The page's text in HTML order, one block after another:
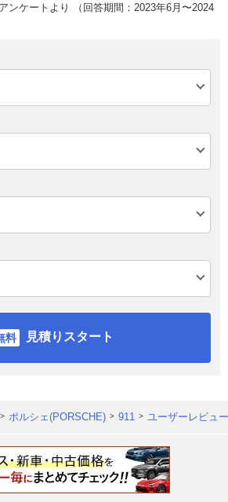
ンケートより （回答期間：2023年6月〜2024
見積りスタート
ポルシェ(PORSCHE) 911 ユーザーレビュ